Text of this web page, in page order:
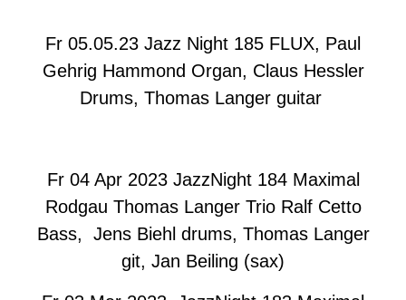
Fr 05.05.23 Jazz Night 185 FLUX, Paul
Gehrig Hammond Organ, Claus Hessler
Drums, Thomas Langer guitar
Fr 04 Apr 2023 JazzNight 184 Maximal
Rodgau Thomas Langer Trio Ralf Cetto
Bass, Jens Biehl drums, Thomas Langer
git, Jan Beiling (sax)